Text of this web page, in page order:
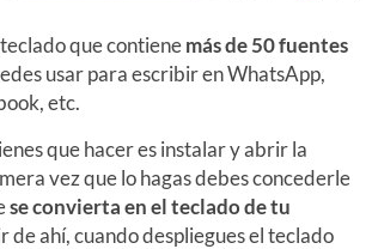
que contienemás de 50 fuentes
usar para escribir en WhatsApp,
etc.
que hacer es instalar y abrir la
vez que lo hagas debes concederle
se convierta en el teclado de tu
de ahí, cuando despliegues el teclado